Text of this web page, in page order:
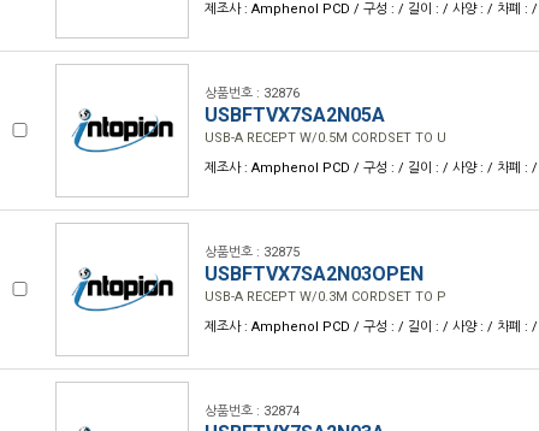
제조사 : Amphenol PCD / 구성 : / 길이 : / 사양 : / 차폐 : /
상품번호 : 32876
USBFTVX7SA2N05A
USB-A RECEPT W/0.5M CORDSET TO U
제조사 : Amphenol PCD / 구성 : / 길이 : / 사양 : / 차폐 : /
상품번호 : 32875
USBFTVX7SA2N03OPEN
USB-A RECEPT W/0.3M CORDSET TO P
제조사 : Amphenol PCD / 구성 : / 길이 : / 사양 : / 차폐 : /
상품번호 : 32874